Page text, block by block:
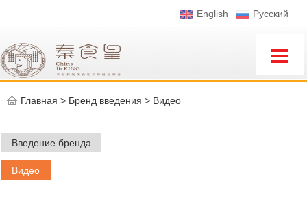
English Pусский
Главная > Бренд введения > Видео
Введение бренда
Видео